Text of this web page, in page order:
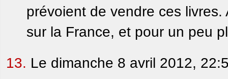
prévoient de vendre ces
sur la France, et pour un peu
13. Le dimanche 8 avril 2012,